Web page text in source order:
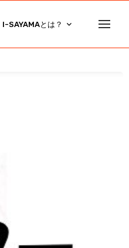
I-SAYAMAとは？